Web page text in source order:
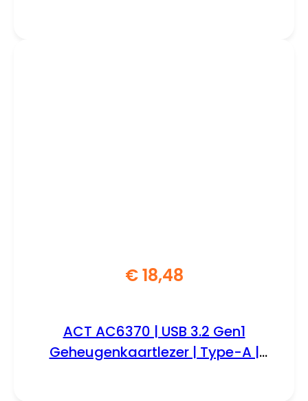
€18,48
ACT AC6370 | USB 3.2 Gen1
Geheugenkaartlezer | Type-A |